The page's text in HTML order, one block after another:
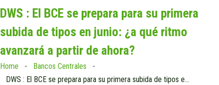
DWS : El BCE se prepara para su primera
subida de tipos en junio: ¿a qué ritmo
avanzará a partir de ahora?
Home
Bancos Centrales
DWS : El BCE se prepara para su primera subida de tipos en junio: ¿a qué ritmo avanzará a partir de ahora?